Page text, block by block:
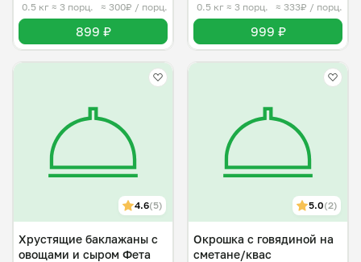
0.5 кг ≈ 3 порц. ≈ 300₽ / порц.
899 ₽
0.5 кг ≈ 3 порц. ≈ 333₽ / порц.
999 ₽
4.6(5)
Хрустящие баклажаны с
овощами и сыром Фета
5.0(2)
Окрошка с говядиной на
сметане/квас